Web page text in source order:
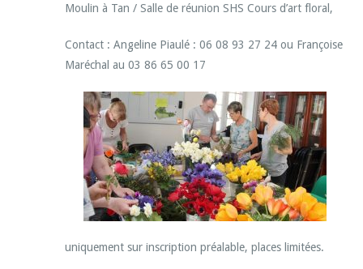
Moulin à Tan / Salle de réunion SHS Cours d’art floral,
Contact : Angeline Piaulé : 06 08 93 27 24 ou Françoise
Maréchal au 03 86 65 00 17
uniquement sur inscription préalable, places limitées.